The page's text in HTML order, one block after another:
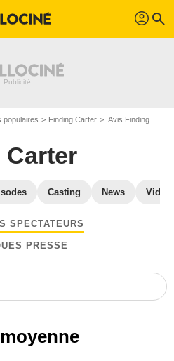
profil search
populaires Finding Carter Avis Finding Carter
Carter
Casting News
SPECTATEURS
PRESSE